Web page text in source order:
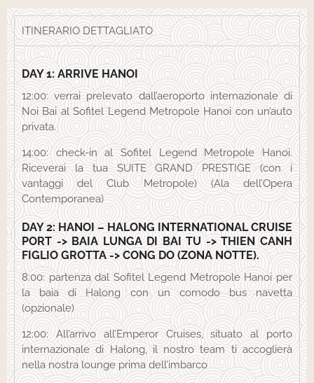
ITINERARIO DETTAGLIATO
DAY 1: ARRIVE HANOI
12:00: verrai prelevato dall’aeroporto internazionale di
Noi Bai al Sofitel Legend Metropole Hanoi con un’auto
privata.
14:00: check-in al Sofitel Legend Metropole Hanoi.
Riceverai la tua SUITE GRAND PRESTIGE (con i
vantaggi del Club Metropole) (Ala dell’Opera
Contemporanea)
DAY 2: HANOI – HALONG INTERNATIONAL CRUISE
PORT -> BAIA LUNGA DI BAI TU -> THIEN CANH
FIGLIO GROTTA -> CONG DO (ZONA NOTTE).
8:00: partenza dal Sofitel Legend Metropole Hanoi per
la baia di Halong con un comodo bus navetta
(opzionale)
12:00: All’arrivo all’Emperor Cruises, situato al porto
internazionale di Halong, il nostro team ti accoglierà
nella nostra lounge prima dell’imbarco